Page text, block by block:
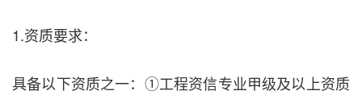
1.资质要求：
具备以下资质之一：①工程资信专业甲级及以上资质